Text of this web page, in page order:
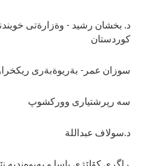
د. بخشان رشيد - وةزارةتى
كوردستان
سوزان عمر- بةريوةبةرى
سه رپرشتيارى ووركشوپ
د.سولاف عبداللة
ڕاگری کۆلێژی یاسا و پەیوەندیە